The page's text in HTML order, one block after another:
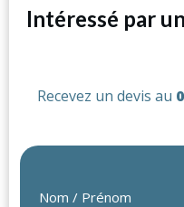
Intéressé par
Recevez un devis au
Nom / Prénom